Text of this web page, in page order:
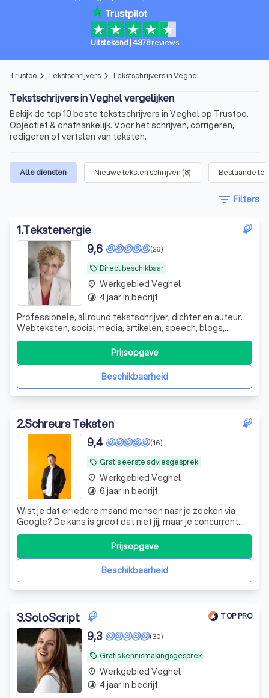
Uitstekend| 4378 reviews
Trustoo arrow_forward_ios Tekstschrijvers arrow_forward_ios Tekstschrijvers in Veghel
Tekstschrijvers in Veghel vergelijken
Bekijk de top 10 beste tekstschrijvers in Veghel op Trustoo.
Objectief & onafhankelijk. Voor het schrijven, corrigeren,
redigeren of vertalen van teksten.
Alle diensten Nieuwe teksten schrijven (8) Bestaande
filter_list Filters
1.Tekstenergie
local_offer Direct beschikbaar
(26)
9,6
Professionele, allround tekstschrijver, dichter en auteur.
Webteksten, social media, artikelen, speech, blogs,
columns, nieuwsbrieven etc. Ervaring en samenwerking
Beschikbaarheid
Prijsopgave
place Werkgebied Veghel
timelapse 4 jaar in bedrijf
2.Schreurs Teksten
local_offer Gratis eerste adviesgesprek
(16)
9,4
Wist je dat er iedere maand mensen naar je zoeken via
Google? De kans is groot dat niet jij, maar je concurrent
gevonden wordt, zo loop je continu nieuwe klanten mis.
Tijd om daar wat aan te doen!
Beschikbaarheid
Prijsopgave
place Werkgebied Veghel
timelapse 6 jaar in bedrijf
3.SoloScript TOP PRO
local_offer Gratis kennismakingsgesprek
(30)
9,3
place Werkgebied Veghel
timelapse 4 jaar in bedrijf